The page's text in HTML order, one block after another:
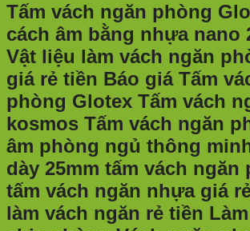
Tấm vách ngăn phòng
cách âm bằng nhựa nano
Vật liệu làm vách ngăn
giá rẻ tiền Báo giá Tấm
phòng Glotex Tấm vách
kosmos Tấm vách ngăn
âm phòng ngủ thông
dày 25mm tấm vách ngăn
tấm vách ngăn nhựa giá
làm vách ngăn rẻ tiền